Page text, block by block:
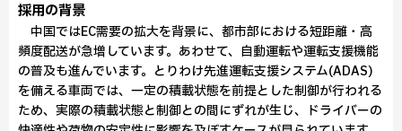
採用の背景
中国ではEC需要の拡大を背景に、都市部における短距離・高
頻度配送が急増しています。あわせて、自動運転や運転支援機能
の普及も進んでいます。とりわけ先進運転支援システム(ADAS)
を備える車両では、一定の積載状態を前提とした制御が行われる
ため、実際の積載状態と制御との間にずれが生じ、ドライバーの